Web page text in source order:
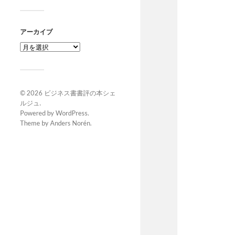
アーカイブ
© 2026 ビジネス書書評の本シェ
ルジュ .
Powered byWordPress.
Theme byAnders Norén.